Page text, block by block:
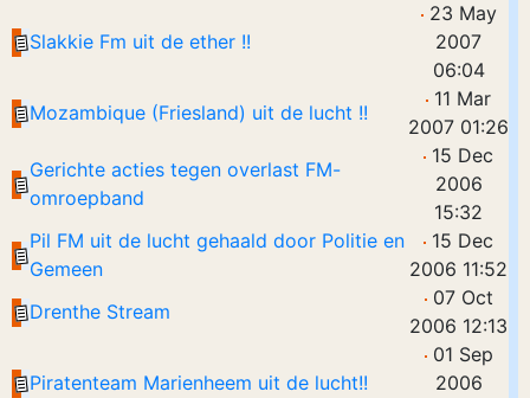
Slakkie Fm uit de ether !!
23 May
2007
06:04
Mozambique (Friesland) uit de lucht !!
11 Mar
2007 01:26
Gerichte acties tegen overlast FM-
omroepband
15 Dec
2006
15:32
Pil FM uit de lucht gehaald door Politie en
Gemeen
15 Dec
2006 11:52
Drenthe Stream
07 Oct
2006 12:13
Piratenteam Marienheem uit de lucht!!
01 Sep
2006